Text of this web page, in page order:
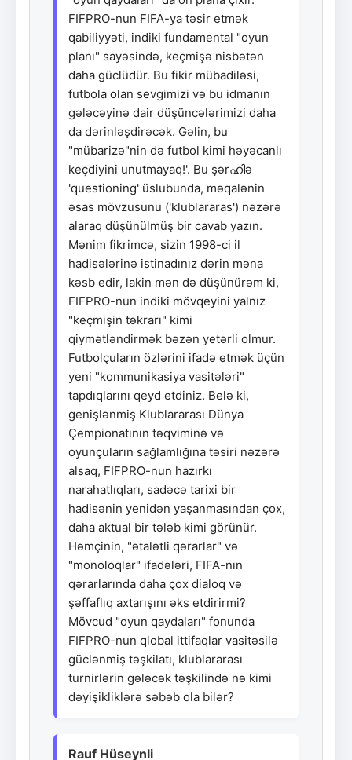
FIFPRO-nun FIFA-ya təsir etmək
qabiliyyəti, indiki fundamental "oyun
planı" sayəsində, keçmişə nisbətən
daha güclüdür. Bu fikir mübadiləsi,
futbola olan sevgimizi və bu idmanın
gələcəyinə dair düşüncələrimizi daha
da dərinləşdirəcək. Gəlin, bu
"mübarizə"nin də futbol kimi həyəcanlı
keçdiyini unutmayaq!'. Bu şərഹിə
'questioning' üslubunda, məqalənin
əsas mövzusunu ('klublararas') nəzərə
alaraq düşünülmüş bir cavab yazın.
Mənim fikrimcə, sizin 1998-ci il
hadisələrinə istinadınız dərin məna
kəsb edir, lakin mən də düşünürəm ki,
FIFPRO-nun indiki mövqeyini yalnız
"keçmişin təkrarı" kimi
qiymətləndirmək bəzən yetərli olmur.
Futbolçuların özlərini ifadə etmək üçün
yeni "kommunikasiya vasitələri"
tapdıqlarını qeyd etdiniz. Belə ki,
genişlənmiş Klublararası Dünya
Çempionatının təqviminə və
oyunçuların sağlamlığına təsiri nəzərə
alsaq, FIFPRO-nun hazırkı
narahatlıqları, sadəcə tarixi bir
hadisənin yenidən yaşanmasından çox,
daha aktual bir tələb kimi görünür.
Həmçinin, "ətalətli qərarlar" və
"monoloqlar" ifadələri, FIFA-nın
qərarlarında daha çox dialoq və
şəffaflıq axtarışını əks etdirirmi?
Mövcud "oyun qaydaları" fonunda
FIFPRO-nun qlobal ittifaqlar vasitəsilə
güclənmiş təşkilatı, klublararası
turnirlərin gələcək təşkilində nə kimi
dəyişikliklərə səbəb ola bilər?
Rauf Hüseynli